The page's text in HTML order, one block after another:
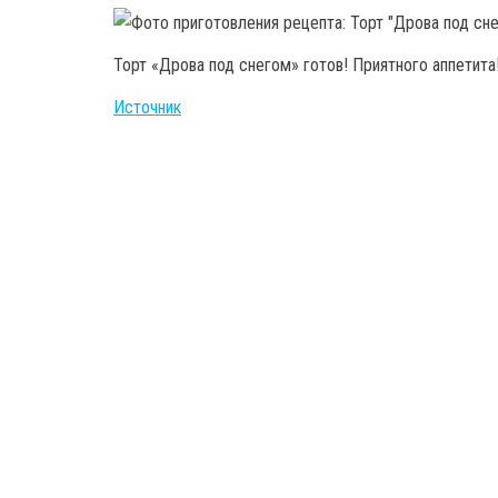
Торт «Дрова под снегом» готов! Приятного
Источник